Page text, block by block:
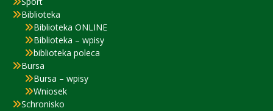
Biblioteka
Biblioteka ONLINE
Biblioteka – wpisy
biblioteka poleca
Bursa
Bursa – wpisy
Wniosek
Schronisko